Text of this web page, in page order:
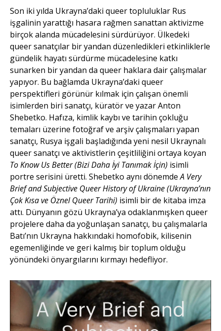
Son iki yılda Ukrayna’daki queer topluluklar Rus
işgalinin yarattığı hasara rağmen sanattan aktivizme
birçok alanda mücadelesini sürdürüyor. Ülkedeki
queer sanatçılar bir yandan düzenledikleri etkinliklerle
gündelik hayatı sürdürme mücadelesine katkı
sunarken bir yandan da queer haklara dair çalışmalar
yapıyor. Bu bağlamda Ukrayna’daki queer
perspektifleri görünür kılmak için çalışan önemli
isimlerden biri sanatçı, küratör ve yazar Anton
Shebetko. Hafıza, kimlik kaybı ve tarihin çokluğu
temaları üzerine fotoğraf ve arşiv çalışmaları yapan
sanatçı, Rusya işgali başladığında yeni nesil Ukraynalı
queer sanatçı ve aktivistlerin çeşitliliğini ortaya koyan
To Know Us Better (Bizi Daha İyi Tanımak İçin) isimli
portre serisini üretti. Shebetko aynı dönemdeA Very
Brief and Subjective Queer History of Ukraine (Ukrayna’nın
Çok Kısa ve Öznel Queer Tarihi) isimli bir de kitaba imza
attı. Dünyanın gözü Ukrayna’ya odaklanmışken queer
projelere daha da yoğunlaşan sanatçı, bu çalışmalarla
Batı’nın Ukrayna hakkındaki homofobik, kilisenin
egemenliğinde ve geri kalmış bir toplum olduğu
yönündeki önyargılarını kırmayı hedefliyor.